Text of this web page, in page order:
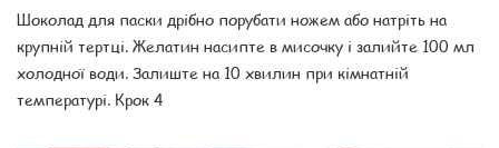
Шоколад для паски дрібно порубати ножем або натріть на
крупній тертці. Желатин насипте в мисочку і залийте 100 мл
холодної води. Залиште на 10 хвилин при кімнатній
температурі. Крок 4